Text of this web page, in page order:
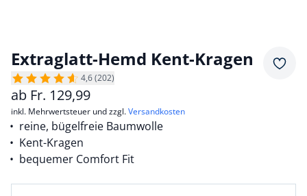
Extraglatt-Hemd Kent-Kragen
4,6 (202)
ab Fr. 129,99
inkl. Mehrwertsteuer und zzgl.Versandkosten
reine, bügelfreie Baumwolle
Kent-Kragen
bequemer Comfort Fit